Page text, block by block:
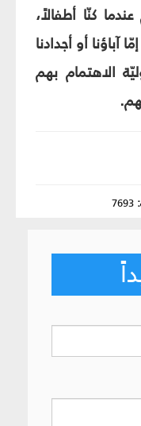
كنّا أطفالاً،
أو أجدادنا
الاهتمام بهم
7693